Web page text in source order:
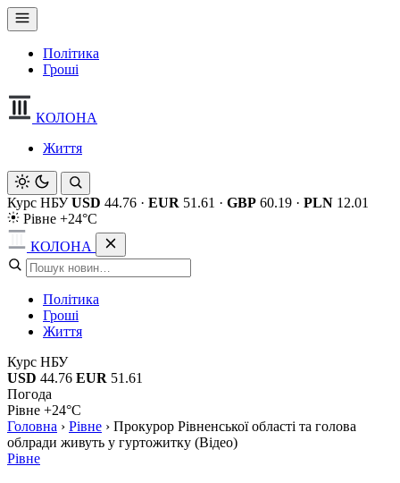
Політика
Гроші
КОЛОНА
Життя
Курс НБУ USD 44.76 · EUR 51.61 · GBP 60.19 · PLN 12.01
Рівне +24°C
КОЛОНА
Політика
Гроші
Життя
Курс НБУ
USD 44.76 EUR 51.61
Погода
Рівне +24°C
Головна › Рівне › Прокурор Рівненської області та голова
облради живуть у гуртожитку (Відео)
Рівне